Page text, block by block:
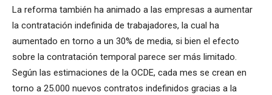
La reforma también ha animado a las empresas a aumentar
la contratación indefinida de trabajadores, la cual ha
aumentado en torno a un 30% de media, si bien el efecto
sobre la contratación temporal parece ser más limitado.
Según las estimaciones de la OCDE, cada mes se crean en
torno a 25.000 nuevos contratos indefinidos gracias a la